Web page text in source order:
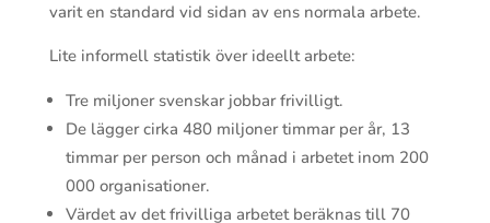
varit en standard vid sidan av ens normala arbete.
Lite informell statistik över ideellt arbete:
Tre miljoner svenskar jobbar frivilligt.
De lägger cirka 480 miljoner timmar per år, 13
timmar per person och månad i arbetet inom 200
000 organisationer.
Värdet av det frivilliga arbetet beräknas till 70